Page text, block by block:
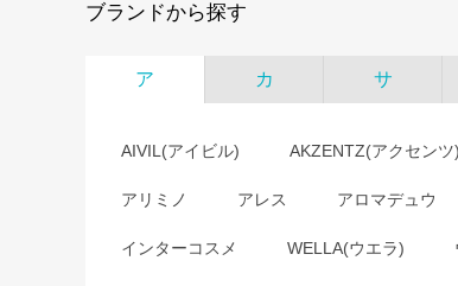
ブランドから探す
ア カ サ
AIVIL(アイビル) AKZENTZ(アクセンツ)
アリミノ アレス アロマデュウ
インターコスメ WELLA(ウエラ)